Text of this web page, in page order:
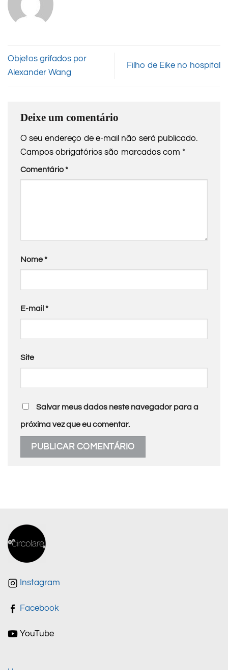
Objetos grifados por
Alexander Wang
Filho de Eike no hospital
Deixe um comentário
O seu endereço de e-mail não será publicado.
Campos obrigatórios são marcados com *
Comentário*
Nome*
E-mail *
Site
Salvar meus dados neste navegador para a
próxima vez que eu comentar.
Instagram
Facebook
YouTube